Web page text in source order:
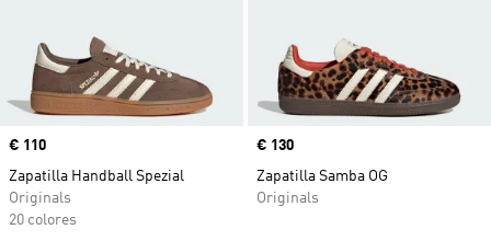
Precio
€ 110
Zapatilla Handball Spezial
Originals
20 colores
Precio
€ 130
Zapatilla Samba OG
Originals